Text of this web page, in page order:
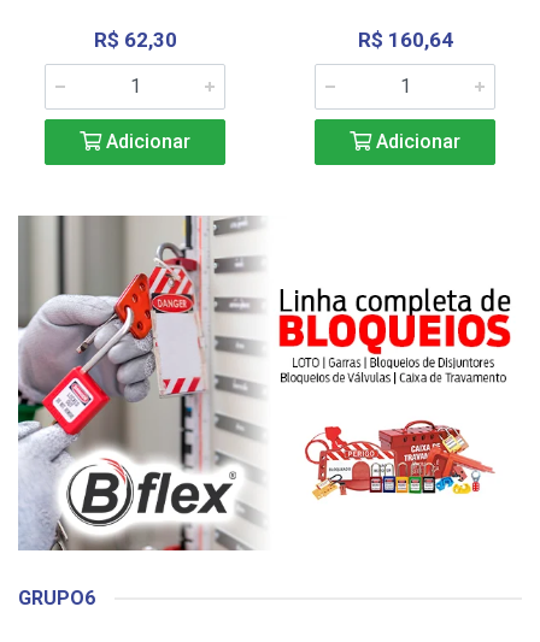
R$ 62,30
Adicionar
R$ 160,64
Adicionar
GRUPO6